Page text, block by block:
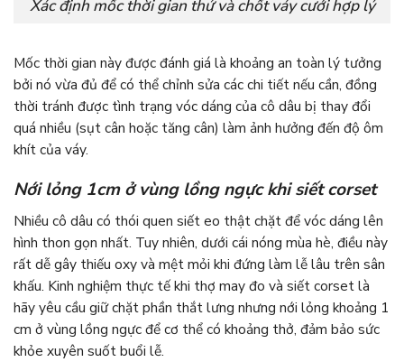
Xác định mốc thời gian thử và chốt váy cưới hợp lý
Mốc thời gian này được đánh giá là khoảng an toàn lý tưởng
bởi nó vừa đủ để có thể chỉnh sửa các chi tiết nếu cần, đồng
thời tránh được tình trạng vóc dáng của cô dâu bị thay đổi
quá nhiều (sụt cân hoặc tăng cân) làm ảnh hưởng đến độ ôm
khít của váy.
Nới lỏng 1cm ở vùng lồng ngực khi siết corset
Nhiều cô dâu có thói quen siết eo thật chặt để vóc dáng lên
hình thon gọn nhất. Tuy nhiên, dưới cái nóng mùa hè, điều này
rất dễ gây thiếu oxy và mệt mỏi khi đứng làm lễ lâu trên sân
khấu. Kinh nghiệm thực tế khi thợ may đo và siết corset là
hãy yêu cầu giữ chặt phần thắt lưng nhưng nới lỏng khoảng 1
cm ở vùng lồng ngực để cơ thể có khoảng thở, đảm bảo sức
khỏe xuyên suốt buổi lễ.